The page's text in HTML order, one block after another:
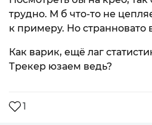
трудно. М б что-то не
к примеру. Но странновато
Как варик, ещё лаг
Трекер юзаем ведь?
1